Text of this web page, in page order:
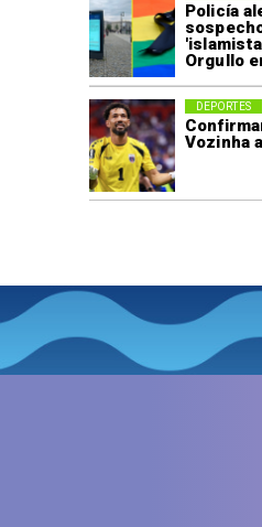
Policía
Orgullo
Vozinha
DEPORTES